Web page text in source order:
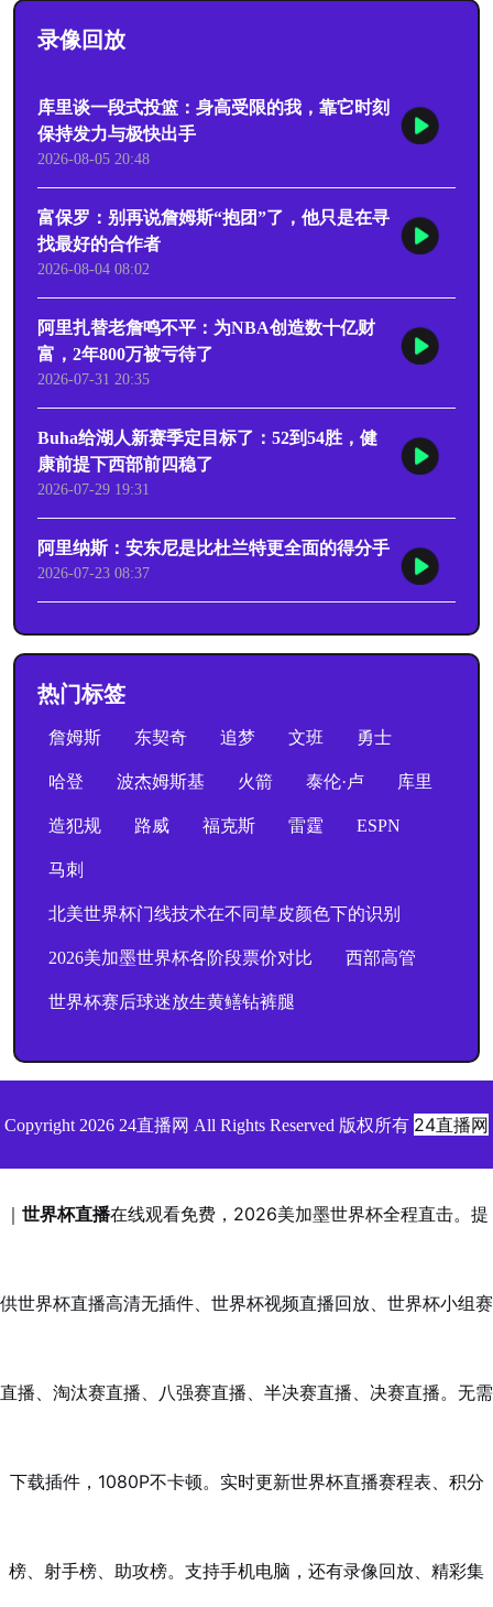
录像回放
库里谈一段式投篮：身高受限的我，靠它时刻
保持发力与极快出手
2026-08-05 20:48
富保罗：别再说詹姆斯“抱团”了，他只是在寻
找最好的合作者
2026-08-04 08:02
阿里扎替老詹鸣不平：为NBA创造数十亿财
富，2年800万被亏待了
2026-07-31 20:35
Buha给湖人新赛季定目标了：52到54胜，健
康前提下西部前四稳了
2026-07-29 19:31
阿里纳斯：安东尼是比杜兰特更全面的得分手
2026-07-23 08:37
热门标签
詹姆斯 东契奇 追梦 文班 勇士
哈登 波杰姆斯基 火箭 泰伦·卢 库里
造犯规 路威 福克斯 雷霆 ESPN
马刺
北美世界杯门线技术在不同草皮颜色下的识别
2026美加墨世界杯各阶段票价对比 西部高管
世界杯赛后球迷放生黄鳝钻裤腿
Copyright 2026 24直播网 All Rights Reserved 版权所有 24直播网
｜ 世界杯直播在线观看免费，2026美加墨世界杯全程直击。提
供世界杯直播高清无插件、世界杯视频直播回放、世界杯小组赛
直播、淘汰赛直播、八强赛直播、半决赛直播、决赛直播。无需
下载插件，1080P不卡顿。实时更新世界杯直播赛程表、积分
榜、射手榜、助攻榜。支持手机电脑，还有录像回放、精彩集